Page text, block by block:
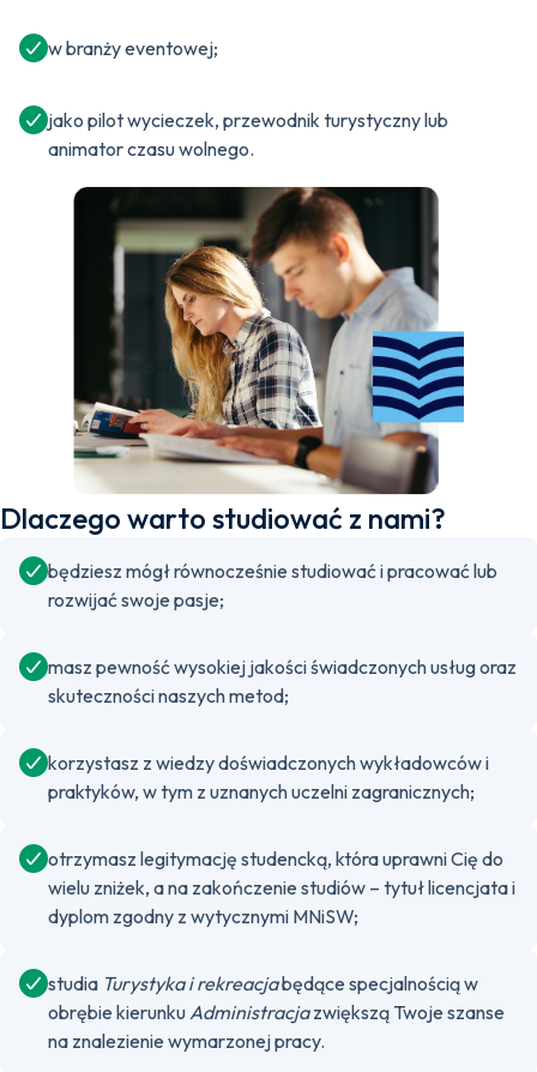
w branży eventowej;
jako pilot wycieczek, przewodnik turystyczny lub
animator czasu wolnego.
Dlaczego warto studiować z nami?
będziesz mógł równocześnie studiować i pracować lub
rozwijać swoje pasje;
masz pewność wysokiej jakości świadczonych usług oraz
skuteczności naszych metod;
korzystasz z wiedzy doświadczonych wykładowców i
praktyków, w tym z uznanych uczelni zagranicznych;
otrzymasz legitymację studencką, która uprawni Cię do
wielu zniżek, a na zakończenie studiów – tytuł licencjata i
dyplom zgodny z wytycznymi MNiSW;
studia Turystyka i rekreacjabędące specjalnością w
obrębie kierunkuAdministracjazwiększą Twoje szanse
na znalezienie wymarzonej pracy.